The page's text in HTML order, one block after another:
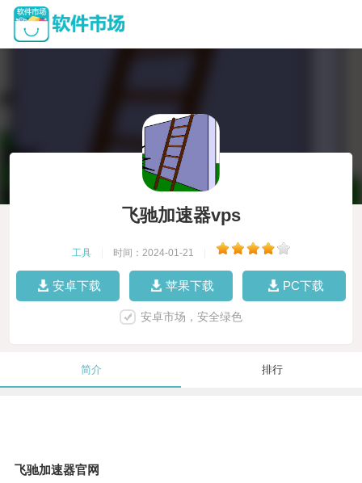
飞驰加速器vps
工具 时间：2024-01-21
安卓下载 苹果下载 PC下载
安卓市场，安全绿色
简介 排行
飞驰加速器官网